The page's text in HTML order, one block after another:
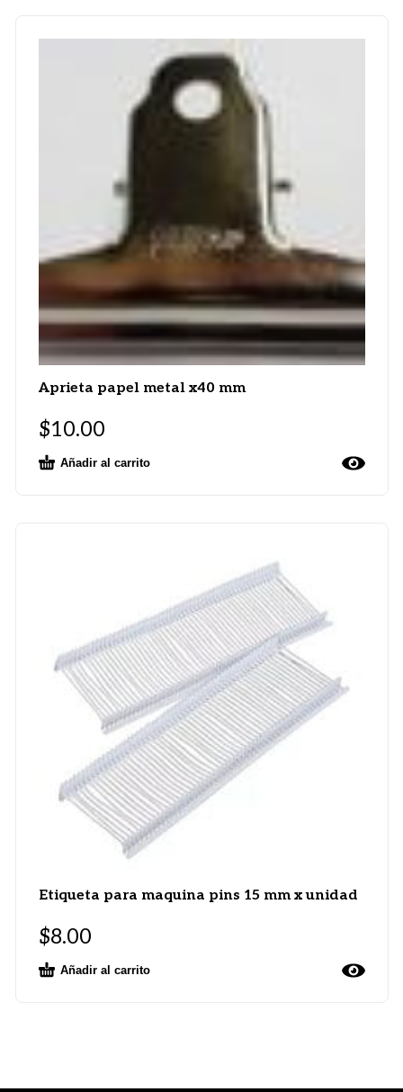
Aprieta papel metal x40 mm
$10.00
Añadir al carrito
Etiqueta para maquina pins 15 mm x unidad
$8.00
Añadir al carrito